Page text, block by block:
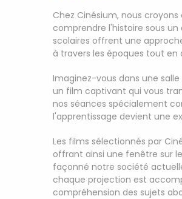
Chez Cinésium, nous
comprendre l'histoire sous
scolaires offrent une
à travers les époques tout
Imaginez-vous dans une
un film captivant qui vous
nos séances spécialement
l'apprentissage devient une
Les films sélectionnés par
offrant ainsi une fenêtre sur
façonné notre société
chaque projection est
compréhension des sujets